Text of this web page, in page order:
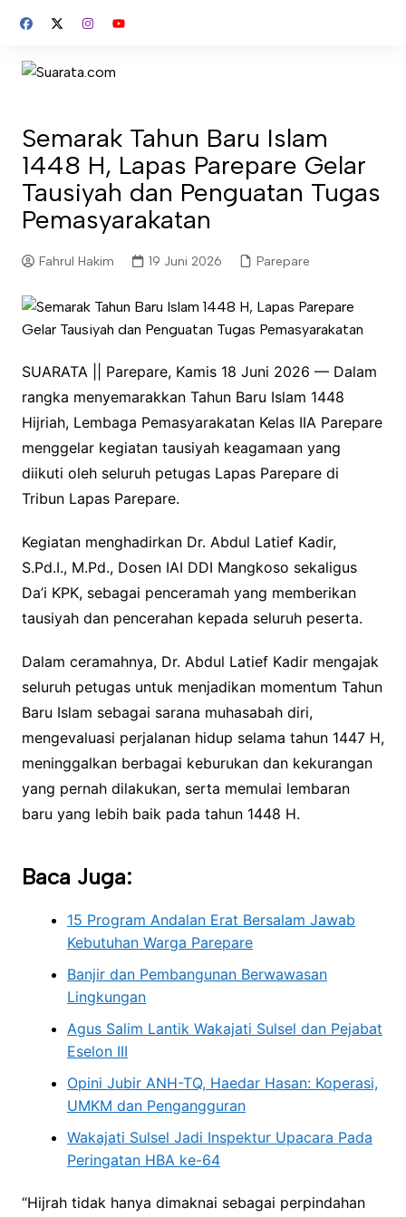
Semarak Tahun Baru Islam
1448 H, Lapas Parepare Gelar
Tausiyah dan Penguatan Tugas
Pemasyarakatan
Fahrul Hakim 19 Juni 2026 Parepare
SUARATA || Parepare, Kamis 18 Juni 2026 — Dalam
rangka menyemarakkan Tahun Baru Islam 1448
Hijriah, Lembaga Pemasyarakatan Kelas IIA Parepare
menggelar kegiatan tausiyah keagamaan yang
diikuti oleh seluruh petugas Lapas Parepare di
Tribun Lapas Parepare.
Kegiatan menghadirkan Dr. Abdul Latief Kadir,
S.Pd.I., M.Pd., Dosen IAI DDI Mangkoso sekaligus
Da’i KPK, sebagai penceramah yang memberikan
tausiyah dan pencerahan kepada seluruh peserta.
Dalam ceramahnya, Dr. Abdul Latief Kadir mengajak
seluruh petugas untuk menjadikan momentum Tahun
Baru Islam sebagai sarana muhasabah diri,
mengevaluasi perjalanan hidup selama tahun 1447 H,
meninggalkan berbagai keburukan dan kekurangan
yang pernah dilakukan, serta memulai lembaran
baru yang lebih baik pada tahun 1448 H.
Baca Juga:
15 Program Andalan Erat Bersalam Jawab
Kebutuhan Warga Parepare
Banjir dan Pembangunan Berwawasan
Lingkungan
Agus Salim Lantik Wakajati Sulsel dan Pejabat
Eselon III
Opini Jubir ANH-TQ, Haedar Hasan: Koperasi,
UMKM dan Pengangguran
Wakajati Sulsel Jadi Inspektur Upacara Pada
Peringatan HBA ke-64
“Hijrah tidak hanya dimaknai sebagai perpindahan